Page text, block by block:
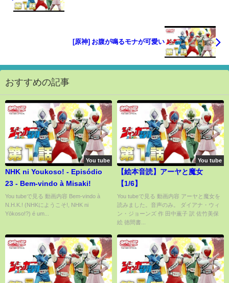
[原神] お腹が鳴るモナが可愛い
おすすめの記事
You tube
NHK ni Youkoso! - Episódio
23 - Bem-vindo à Misaki!
You tubeで見る 動画内容 Bem-vindo à
N.H.K.! (NHKにようこそ!, NHK ni
Yōkoso!?) é um...
You tube
【絵本音読】アーヤと魔女
【1/6】
You tubeで見る 動画内容 アーヤと魔女を
読みました。音声のみ。 ダイアナ・ウィ
ン・ジョーンズ 作 田中薫子 訳 佐竹美保
絵 徳間書...